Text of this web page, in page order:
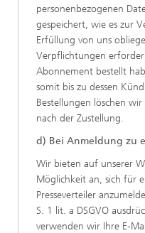
personenbezogenen
gespeichert, wie es zur
Erfüllung von uns
Verpflichtungen
Abonnement bestellt
somit bis zu dessen
Bestellungen löschen
nach der Zustellung.
d) Bei Anmeldung zu
Wir bieten auf unserer
Möglichkeit an, sich für
Presseverteiler
S. 1 lit. a DSGVO
verwenden wir Ihre E-